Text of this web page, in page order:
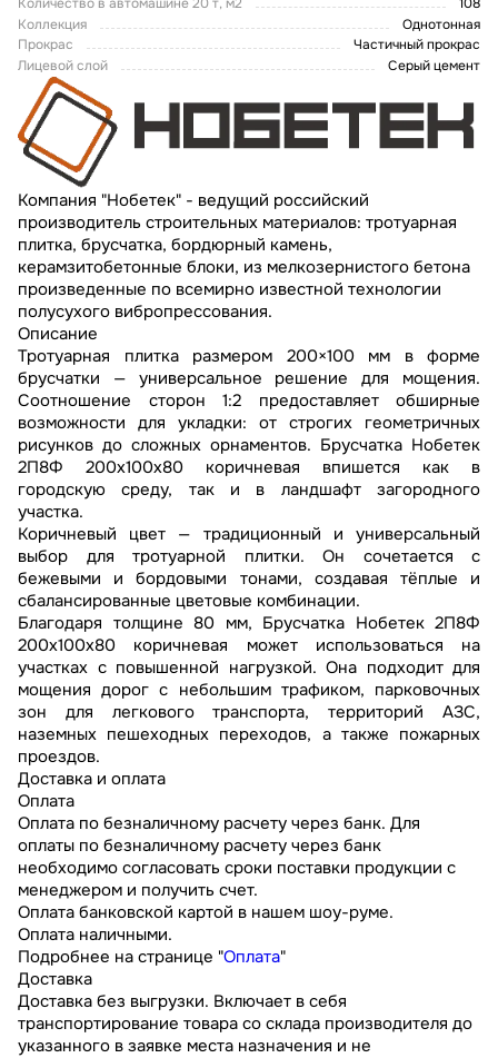
Количество в автомашине 20 т, м2
108
Коллекция
Однотонная
Прокрас
Частичный прокрас
Лицевой слой
Серый цемент
Компания "Нобетек" - ведущий российский
производитель строительных материалов: тротуарная
плитка, брусчатка, бордюрный камень,
керамзитобетонные блоки, из мелкозернистого бетона
произведенные по всемирно известной технологии
полусухого вибропрессования.
Описание
Тротуарная плитка размером 200×100 мм в форме
брусчатки — универсальное решение для мощения.
Соотношение сторон 1:2 предоставляет обширные
возможности для укладки: от строгих геометричных
рисунков до сложных орнаментов. Брусчатка Нобетек
2П8Ф 200x100x80 коричневая впишется как в
городскую среду, так и в ландшафт загородного
участка.
Коричневый цвет — традиционный и универсальный
выбор для тротуарной плитки. Он сочетается с
бежевыми и бордовыми тонами, создавая тёплые и
сбалансированные цветовые комбинации.
Благодаря толщине 80 мм, Брусчатка Нобетек 2П8Ф
200x100x80 коричневая может использоваться на
участках с повышенной нагрузкой. Она подходит для
мощения дорог с небольшим трафиком, парковочных
зон для легкового транспорта, территорий АЗС,
наземных пешеходных переходов, а также пожарных
проездов.
Доставка и оплата
Оплата
Оплата по безналичному расчету через банк. Для
оплаты по безналичному расчету через банк
необходимо согласовать сроки поставки продукции с
менеджером и получить счет.
Оплата банковской картой в нашем шоу-руме.
Оплата наличными.
Подробнее на странице "Оплата"
Доставка
Доставка без выгрузки. Включает в себя
транспортирование товара со склада производителя до
указанного в заявке места назначения и не